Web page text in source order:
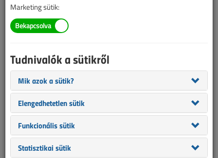
Az alábbi tartalom archív, 7 éve frissült utoljára. A cikkben szereplő
információk mára aktualitásukat veszíthették, valamint a tartalom
helyenként hiányos lehet (képek, táblázatok stb.).
Marketing sütik:
Tudnivalók a sütikről
Mik azok a sütik?
Elengedhetetlen sütik
Funkcionális sütik
Statisztikai sütik